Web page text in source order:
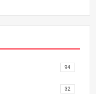
94
32